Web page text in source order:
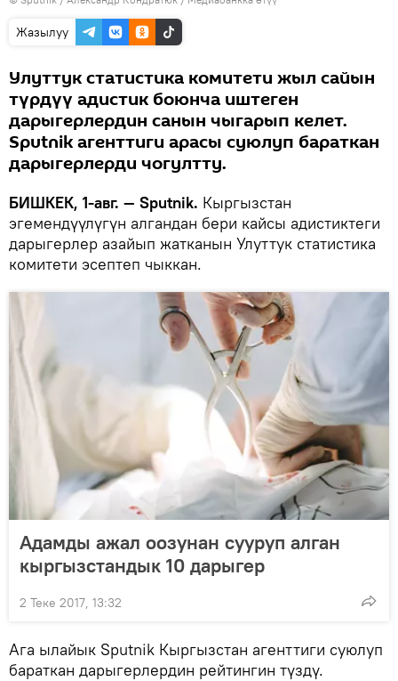
Жазылуу
Улуттук статистика комитети жыл сайын
түрдүү адистик боюнча иштеген
дарыгерлердин санын чыгарып келет.
Sputnik агенттиги арасы суюлуп бараткан
дарыгерлерди чогултту.
БИШКЕК, 1-авг. — Sputnik. Кыргызстан
эгемендүүлүгүн алгандан бери кайсы адистиктеги
дарыгерлер азайып жатканын Улуттук статистика
комитети эсептеп чыккан.
Адамды ажал оозунан сууруп алган
кыргызстандык 10 дарыгер
2 Теке 2017, 13:32
Ага ылайык Sputnik Кыргызстан агенттиги суюлуп
бараткан дарыгерлердин рейтингин түздү.